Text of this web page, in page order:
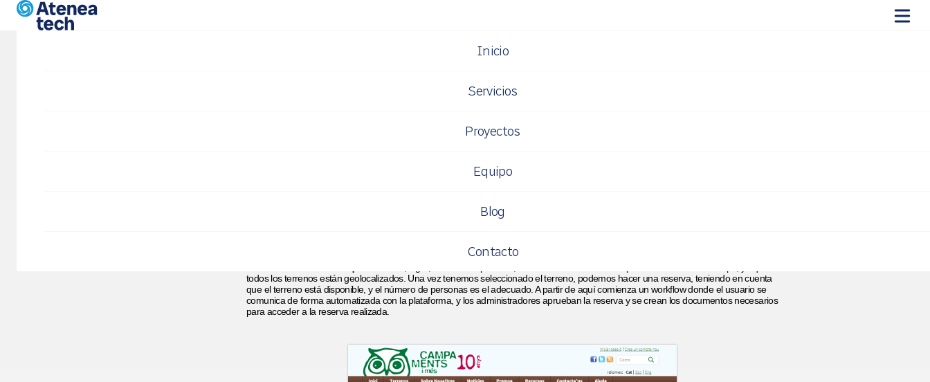
Pasar al contenido principal
Inicio
Servicios
Proyectos
Equipo
Blog
Contacto
Nuevo proyecto: Reserva de
campamentos online
Empezamos 2014 presentando un nuevo proyecto, si bien este fue realizado el año pasado, ha sido puesto en marcha
es la central de reservas de terrenos de acampada de
El proyecto que hemos realizado consiste en un sistema de reservas. La página inicial cuenta con un
todos los terrenos están geolocalizados. Una vez tenemos seleccionado el terreno, podemos hacer una reserva, teniendo en cuenta
que el terreno está disponible, y el número de personas es el adecuado. A partir de aquí comienza un workflow donde el usuario se
comunica de forma automatizada con la plataforma, y los administradores aprueban la reserva y se crean los documentos necesarios
para acceder a la reserva realizada.